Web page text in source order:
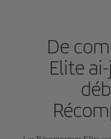
De
Elite